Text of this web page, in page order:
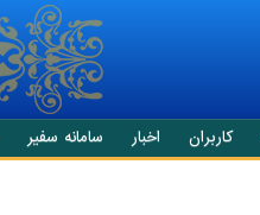
کاربران اخبار سامانه سفیر